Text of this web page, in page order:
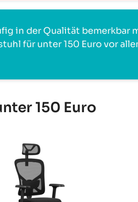
in der Qualität bemerkbar
für unter 150 Euro vor
150 Euro